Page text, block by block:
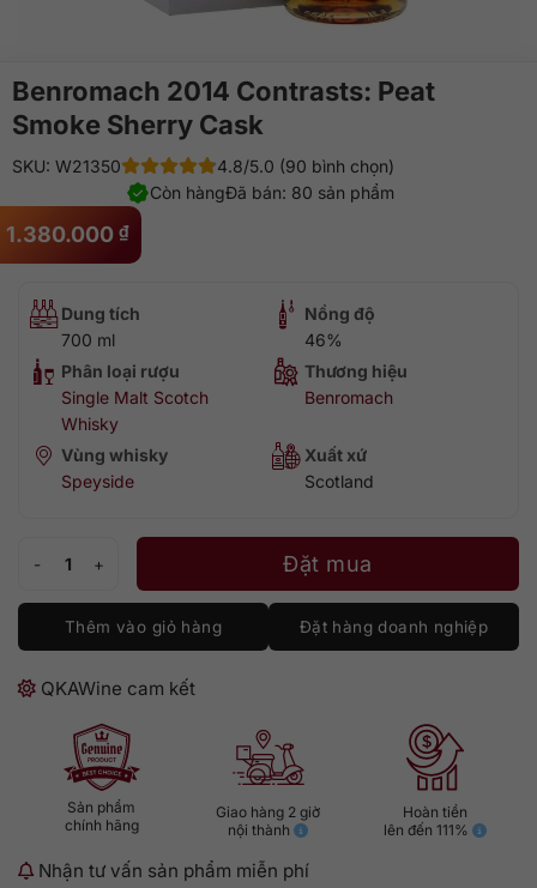
Benromach 2014 Contrasts: Peat
Smoke Sherry Cask
1.380.000 ₫
SKU: W21350
4.8/5.0 (90 bình chọn)
Đã bán: 80 sản phẩm
Còn hàng
Dung tích
700 ml
Nồng độ
46%
Phân loại rượu
Single Malt Scotch
Whisky
Thương hiệu
Benromach
Vùng whisky
Speyside
Xuất xứ
Scotland
Benromach 2014 Contrasts: Peat Smoke Sherry Cask số lượng
Đặt mua
Thêm vào giỏ hàng Đặt hàng doanh nghiệp
QKAWine cam kết
Sản phẩm
chính hãng
Giao hàng 2 giờ
nội thành
Hoàn tiền
lên đến 111%
Nhận tư vấn sản phẩm miễn phí